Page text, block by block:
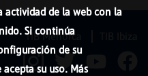
actividad de la web con la
Si continúa
de su
su uso. Más
TIB Menorca